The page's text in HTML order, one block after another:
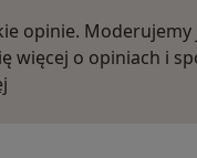
opinie. Moderujemy
więcej o opiniach i